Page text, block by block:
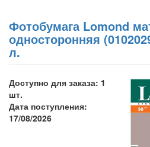
Фотобумага Lomond
односторонняя
л.
Доступно для заказа: 1
шт.
Дата поступления:
17/08/2026